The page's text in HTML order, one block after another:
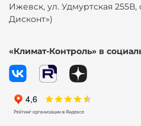
Ижевск, ул. Удмуртская 255В,
Дисконт»)
«Климат-Контроль» в